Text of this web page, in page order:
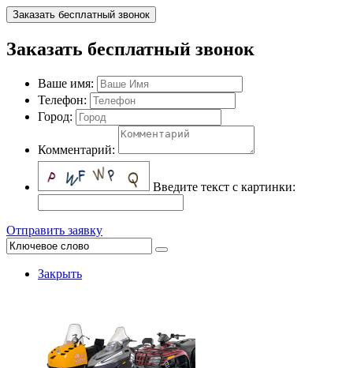
Заказать бесплатный звонок
Заказать бесплатный звонок
Ваше имя:
Телефон:
Город:
Комментарий:
Введите текст с картинки:
Отправить заявку
Закрыть